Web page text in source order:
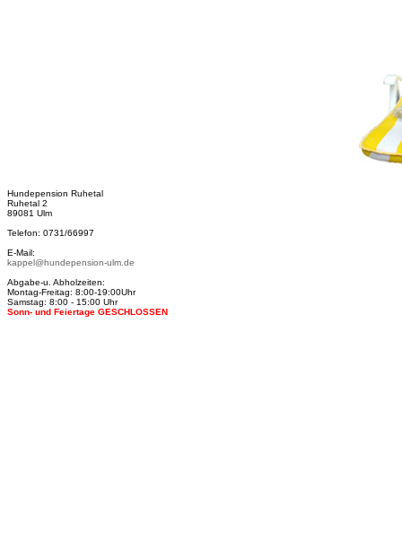
Hundepension Ruhetal
Ruhetal 2
89081 Ulm
Telefon: 0731/66997
E-Mail:
kappel@hundepension-ulm.de
Abgabe-u. Abholzeiten:
Montag-Freitag: 8:00-19:00Uhr
Samstag: 8:00 - 15:00 Uhr
Sonn- und Feiertage GESCHLOSSEN